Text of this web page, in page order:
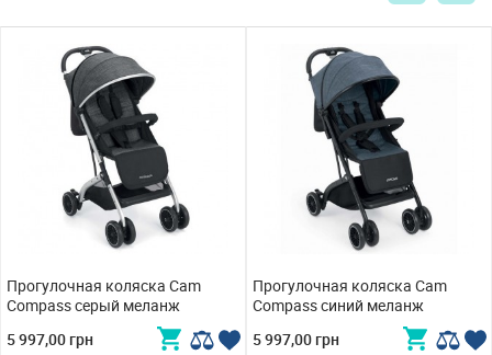
Прогулочная коляска Cam
Compass серый меланж
5 997,00 грн
Прогулочная коляска Cam
Compass синий меланж
5 997,00 грн